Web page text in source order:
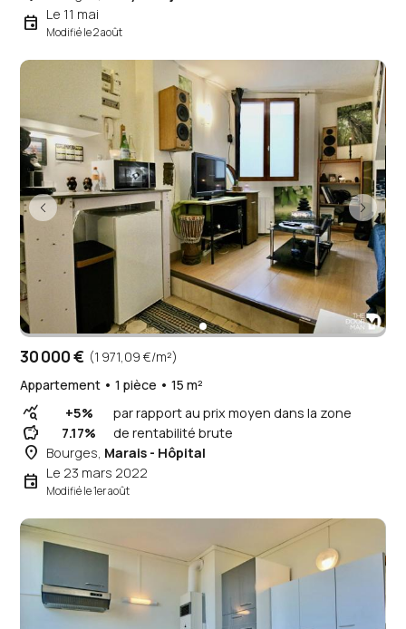
event Le 11 mai
Modifié le 2 août
30 000 € (1 971,09 €/m²)
Appartement • 1 pièce • 15 m²
query_stats +5% par rapport au prix moyen dans la zone
savings 7.17% de rentabilité brute
place Bourges, Marais - Hôpital
event Le 23 mars 2022
Modifié le 1er août